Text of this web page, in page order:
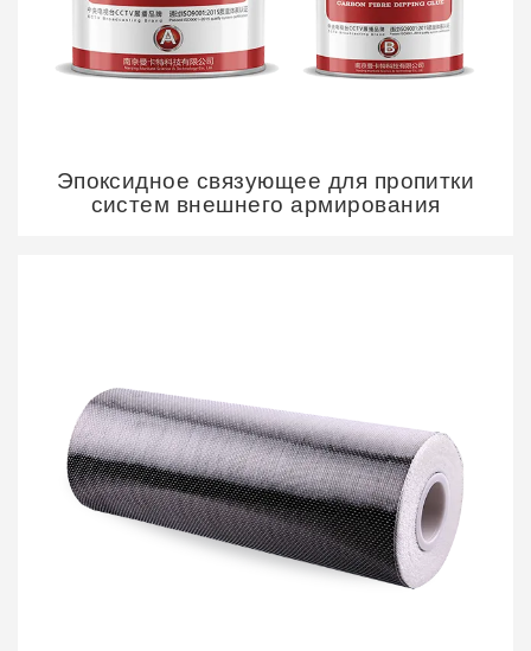
Эпоксидное связующее для пропитки
систем внешнего армирования